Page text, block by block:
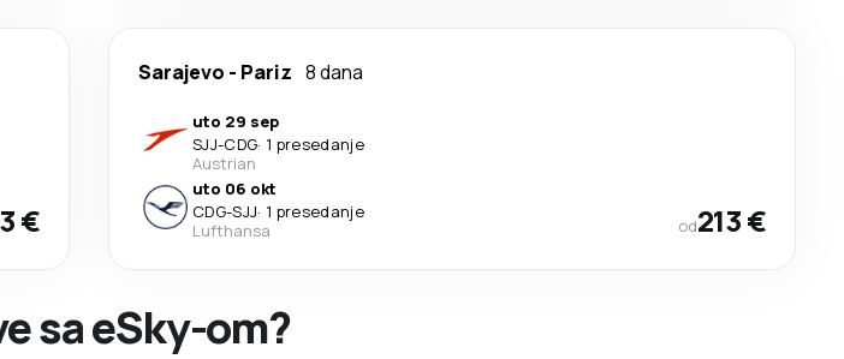
€
Sarajevo - Pariz 8 dana
uto 29 sep
SJJ-CDG· 1 presedanje
Austrian
uto 06 okt
CDG-SJJ· 1 presedanje
Lufthansa
od213 €
sa eSky-om?